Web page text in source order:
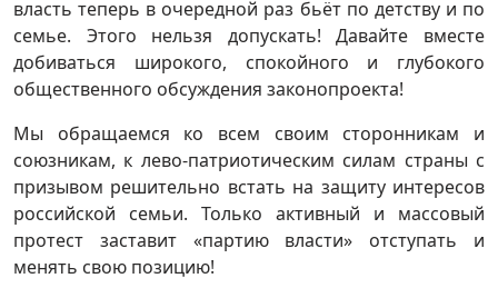
власть теперь в очередной раз бьёт по детству и по
семье. Этого нельзя допускать! Давайте вместе
добиваться широкого, спокойного и глубокого
общественного обсуждения законопроекта!
Мы обращаемся ко всем своим сторонникам и
союзникам, к лево-патриотическим силам страны с
призывом решительно встать на защиту интересов
российской семьи. Только активный и массовый
протест заставит «партию власти» отступать и
менять свою позицию!